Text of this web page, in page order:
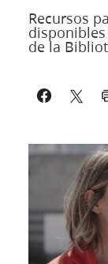
Recursos
de la